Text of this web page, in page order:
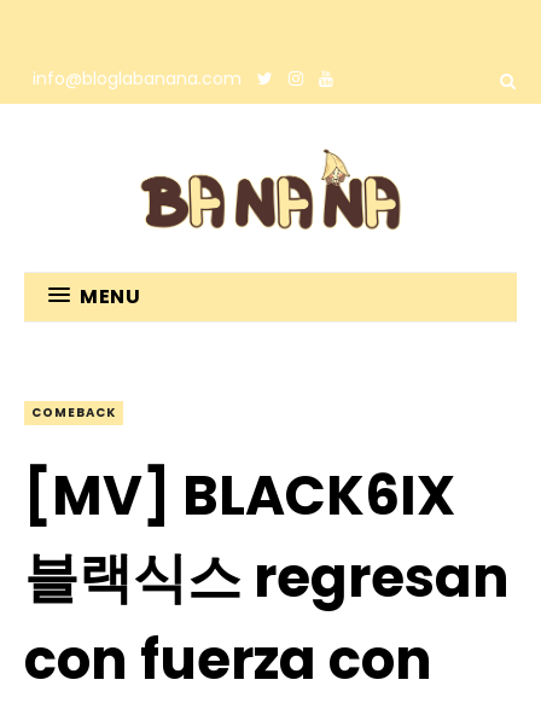
info@bloglabanana.com
MENU
COMEBACK
[MV] BLACK6IX
블랙식스 regresan
con fuerza con